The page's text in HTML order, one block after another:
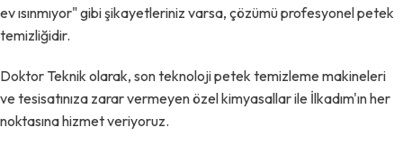
ev ısınmıyor" gibi şikayetleriniz varsa, çözümü profesyonel petek
temizliğidir.
Doktor Teknik olarak, son teknoloji petek temizleme makineleri
ve tesisatınıza zarar vermeyen özel kimyasallar ile İlkadım'ın her
noktasına hizmet veriyoruz.